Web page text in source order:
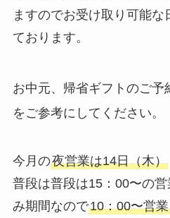
ますのでお受け取り可能な
ております。
お中元、帰省ギフトのご予
をご参考にしてください。
今月の夜営業は14日（木）
普段は普段は15：00〜の
み期間なので10：00〜営